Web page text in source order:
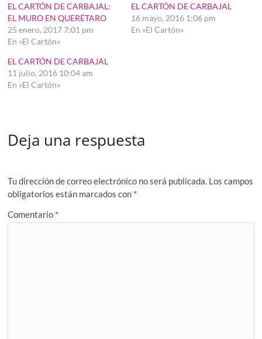
EL CARTÓN DE CARBAJAL:
EL MURO EN QUERÉTARO
25 enero, 2017 7:01 pm
En «El Cartón»
EL CARTÓN DE CARBAJAL
16 mayo, 2016 1:06 pm
En «El Cartón»
EL CARTÓN DE CARBAJAL
11 julio, 2016 10:04 am
En «El Cartón»
Deja una respuesta
Tu dirección de correo electrónico no será publicada. Los campos
obligatorios están marcados con *
Comentario *